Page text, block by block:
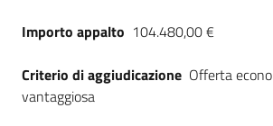
Importo appalto 104.480,00 €
Criterio di aggiudicazione Offerta
vantaggiosa